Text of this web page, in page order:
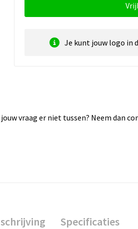
Je kunt jouw logo in
vraag er niet tussen? Neem dan
Specificaties